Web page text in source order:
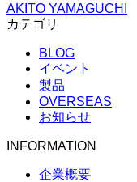
AKITO YAMAGUCHI
カテゴリ
BLOG
イベント
製品
OVERSEAS
お知らせ
INFORMATION
企業概要